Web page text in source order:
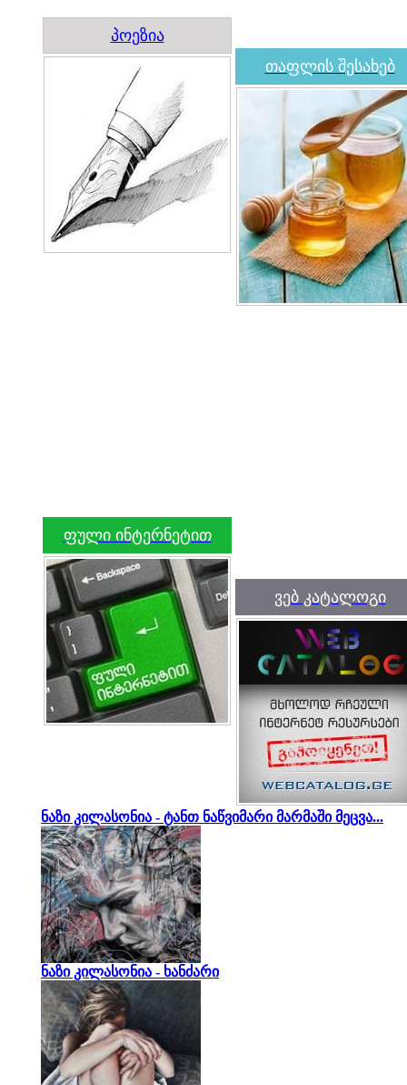
პოეზია
თაფლის შესახებ
ფული ინტერნეტით
ვებ კატალოგი
ნაზი კილასონია - ტანთ ნაწვიმარი მარმაში მეცვა...
ნაზი კილასონია - ხანძარი